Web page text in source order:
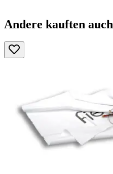
Andere kauften auch